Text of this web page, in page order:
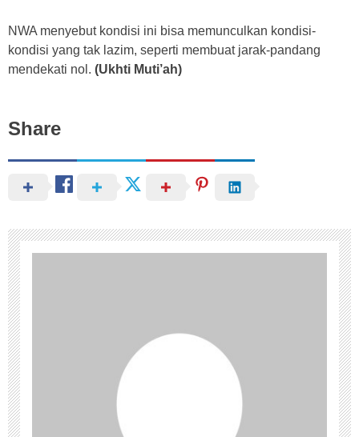
NWA menyebut kondisi ini bisa memunculkan kondisi-
kondisi yang tak lazim, seperti membuat jarak-pandang
mendekati nol. (Ukhti Muti’ah)
Share